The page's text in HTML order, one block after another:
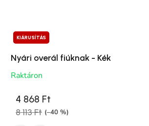
KIÁRUSÍTÁS
Nyári overál fiúknak - Kék
Raktáron
4 868 Ft
8 113 Ft (–40 %)